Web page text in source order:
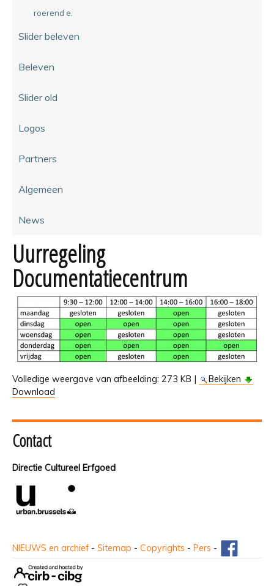
roerend e.
Slider beleven
Beleven
Slider old
Logos
Partners
Algemeen
News
Uurregeling
Documentatiecentrum
Volledige weergave van afbeelding: 273 KB |
Bekijken
Download
Contact
Directie Cultureel Erfgoed
NIEUWS en archief - Sitemap - Copyrights - Pers -